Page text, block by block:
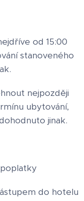
od 15:00
stanoveného
nejpozději
ubytování,
jinak.
do hotelu